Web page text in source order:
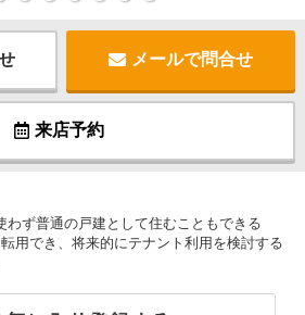
メールで問合せ
来店予約
わず普通の戸建として住むこともできる
用でき、将来的にテナント利用を検討する